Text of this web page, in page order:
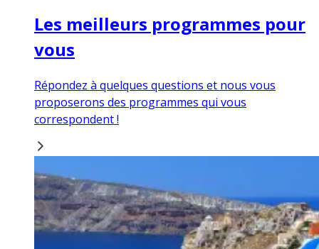
Les meilleurs programmes pour
vous
Répondez à quelques questions et nous vous
proposerons des programmes qui vous
correspondent !